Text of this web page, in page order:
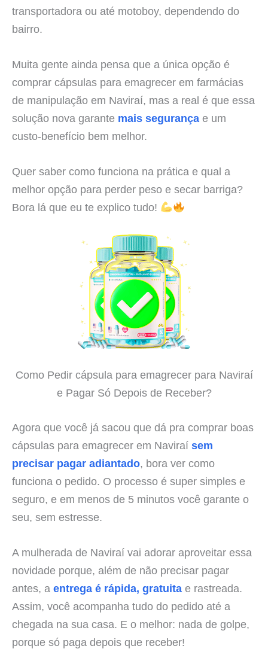
transportadora ou até motoboy, dependendo do
bairro.
Muita gente ainda pensa que a única opção é
comprar cápsulas para emagrecer em farmácias
de manipulação em Naviraí, mas a real é que essa
solução nova garante mais segurança e um
custo-benefício bem melhor.
Quer saber como funciona na prática e qual a
melhor opção para perder peso e secar barriga?
Bora lá que eu te explico tudo!
Como Pedir cápsula para emagrecer para Naviraí
e Pagar Só Depois de Receber?
Agora que você já sacou que dá pra comprar boas
cápsulas para emagrecer em Naviraí sem
precisar pagar adiantado, bora ver como
funciona o pedido. O processo é super simples e
seguro, e em menos de 5 minutos você garante o
seu, sem estresse.
A mulherada de Naviraí vai adorar aproveitar essa
novidade porque, além de não precisar pagar
antes, a entrega é rápida, gratuita e rastreada.
Assim, você acompanha tudo do pedido até a
chegada na sua casa. E o melhor: nada de golpe,
porque só paga depois que receber!